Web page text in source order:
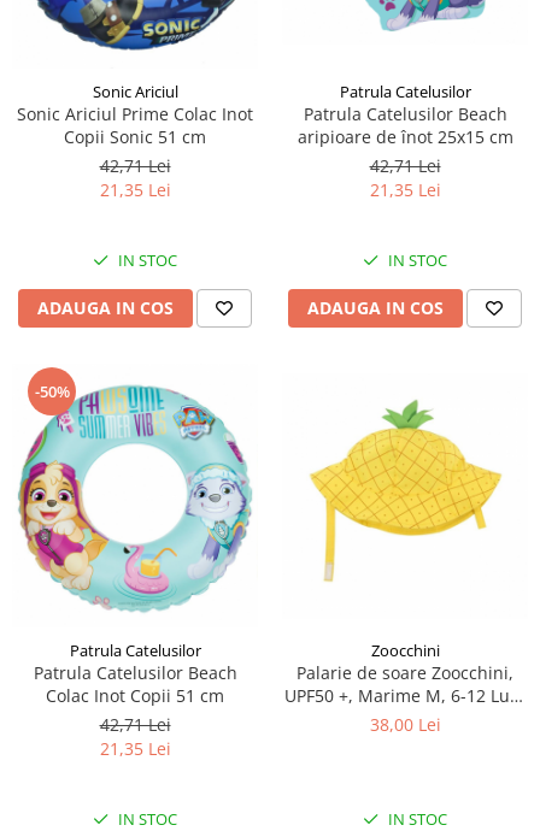
Sonic Ariciul
Sonic Ariciul Prime Colac Inot
Copii Sonic 51 cm
42,71 Lei
21,35 Lei
IN STOC
ADAUGA IN COS
Patrula Catelusilor
Patrula Catelusilor Beach
aripioare de înot 25x15 cm
42,71 Lei
21,35 Lei
IN STOC
ADAUGA IN COS
-50%
Patrula Catelusilor
Patrula Catelusilor Beach
Colac Inot Copii 51 cm
42,71 Lei
21,35 Lei
IN STOC
Zoocchini
Palarie de soare Zoocchini,
UPF50 +, Marime M, 6-12 Luni
- Ananas
38,00 Lei
IN STOC